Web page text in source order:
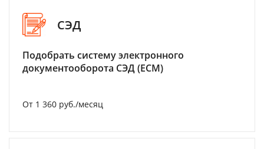
СЭД
Подобрать систему электронного
документооборота СЭД (ECM)
От 1 360 руб./месяц